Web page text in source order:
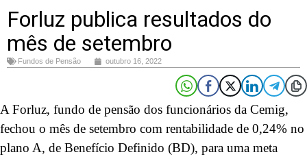
Forluz publica resultados do
mês de setembro
Fundos de Pensão outubro 16, 2022
A Forluz, fundo de pensão dos funcionários da Cemig,
fechou o mês de setembro com rentabilidade de 0,24% no
plano A, de Benefício Definido (BD), para uma meta